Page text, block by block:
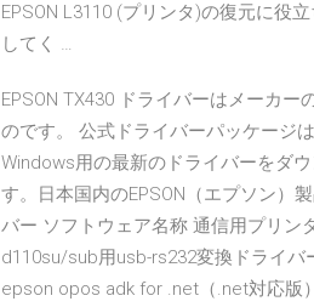
EPSON L3110 (プリンタ)の復元に役
してく …
EPSON TX430 ドライバーはメーカ
のです。 公式ドライバーパッケージ
Windows用の最新のドライバーをダ
す。日本国内のEPSON（エプソン）
バー ソフトウェア名称 通信用プリン
d110su/sub用usb-rs232変換ドライバ
epson opos adk for .net（.net対応版